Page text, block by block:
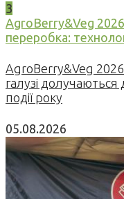
3
AgroBerry&Veg
переробка:
AgroBerry&Veg 2026
галузі долучаються
події року
05.08.2026